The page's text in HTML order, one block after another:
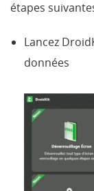
étapes
Lancez
données